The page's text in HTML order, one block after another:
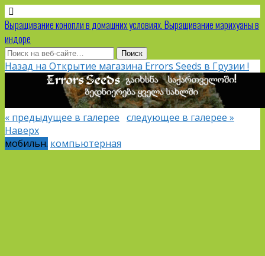
Выращивание конопли в домашних условиях. Выращивание марихуаны в
индоре
Назад на Открытие магазина Errors Seeds в Грузии !
« предыдущее в галерее следующее в галерее »
Наверх
мобильн. компьютерная